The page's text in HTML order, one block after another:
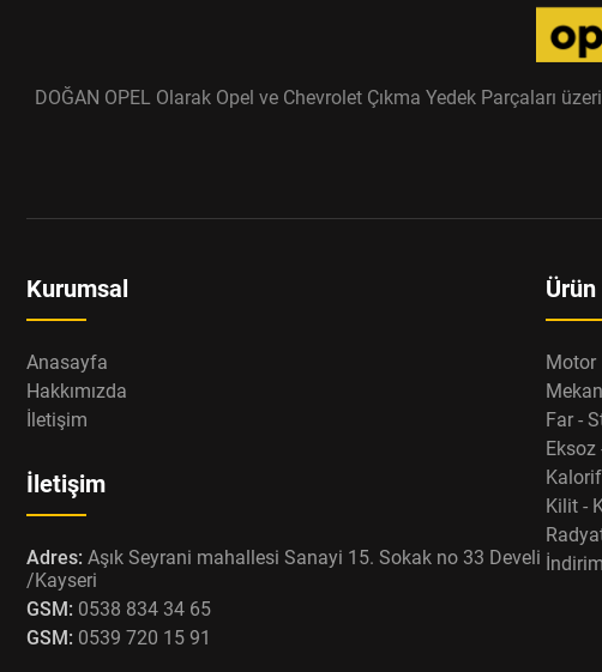
DOĞAN OPEL Olarak Opel ve Chevrolet Çıkma Yedek Parçaları
Kurumsal
Anasayfa
Hakkımızda
İletişim
İletişim
Adres: Aşık Seyrani mahallesi Sanayi 15. Sokak no 33 Develi
/Kayseri
GSM: 0538 834 34 65
GSM: 0539 720 15 91
Ürün
Motor
Far -
Kilit -